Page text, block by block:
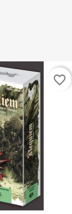
favorite_border